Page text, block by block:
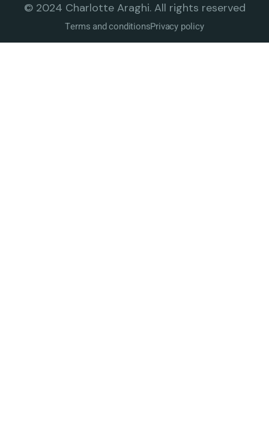
© 2024 Charlotte Araghi. All rights reserved
Terms and conditionsPrivacy policy